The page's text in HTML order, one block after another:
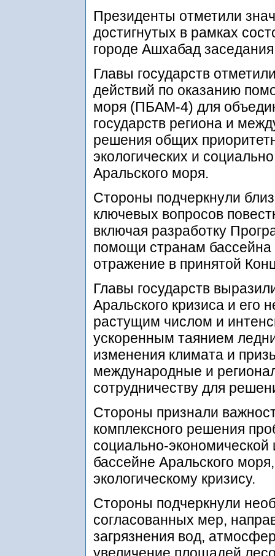
Президенты отметили
достигнутых в рамках
городе Ашхабад
Главы государств
действий по оказанию
моря (ПБАМ-4) для
государств региона и
решения общих
экологических и
Аральского моря.
Стороны подчеркнули
ключевых вопросов
включая разработку
помощи странам бассейна
отражение в принятой
Главы государств
Аральского кризиса и его
растущим числом и
ускоренным таянием
изменения климата и
международные и
сотрудничеству для
Стороны признали
комплексного решения
социально-экономической
бассейне Аральского
экологическому кризису.
Стороны подчеркнули
согласованных мер,
загрязнения вод,